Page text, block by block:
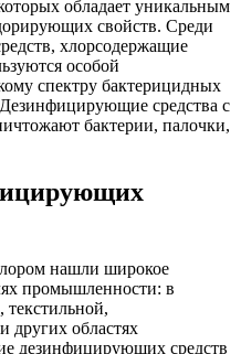
обладает уникальным
свойств. Среди
хлорсодержащие
особой
спектру бактерицидных
средства с
бактерии, палочки,
нашли широкое
промышленности: в
текстильной,
других областях
дезинфицирующих средств